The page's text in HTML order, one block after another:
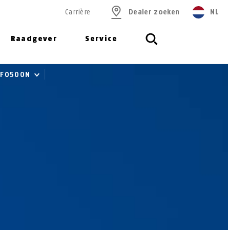
Raadgever Service
Carrière Dealer zoeken NL
FO500N